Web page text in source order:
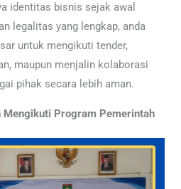
identitas bisnis sejak awal
legalitas yang lengkap, anda
untuk mengikuti tender,
maupun menjalin kolaborasi
pihak secara lebih aman.
Mengikuti Program Pemerintah